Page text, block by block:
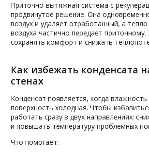
Приточно-вытяжная система с
продвинутое решение. Она
воздух и удаляет отработанный, а
воздуха частично передаёт
сохранять комфорт и снижать
Как избежать конденсата
стенах
Конденсат появляется, когда
поверхность холодная. Чтобы
работать сразу в двух направлениях:
и повышать температуру проблемных
Что помогает: